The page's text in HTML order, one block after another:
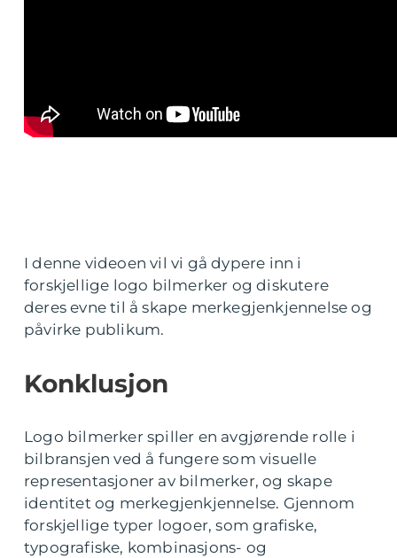
I denne videoen vil vi gå dypere inn i
forskjellige logo bilmerker og diskutere
deres evne til å skape merkegjenkjennelse og
påvirke publikum.
Konklusjon
Logo bilmerker spiller en avgjørende rolle i
bilbransjen ved å fungere som visuelle
representasjoner av bilmerker, og skape
identitet og merkegjenkjennelse. Gjennom
forskjellige typer logoer, som grafiske,
typografiske, kombinasjons- og